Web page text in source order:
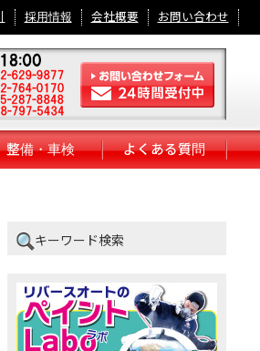
採用情報 会社概要 お問い合わせ
整備・車検 よくある質問
キーワード検索